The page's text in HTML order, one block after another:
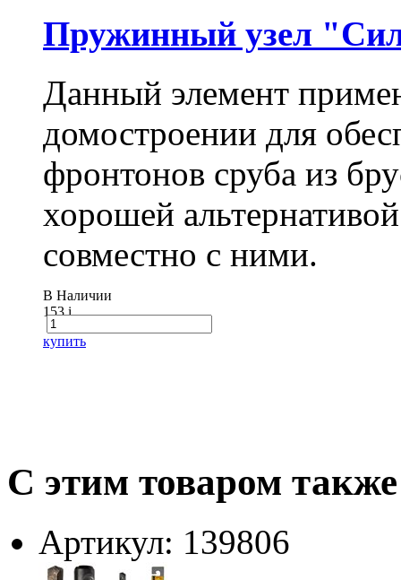
Пружинный узел
Данный элемент
домостроении для
фронтонов сруба из
хорошей
совместно с ними.
В Наличии
153i
купить
С этим товаром
Артикул: 139806